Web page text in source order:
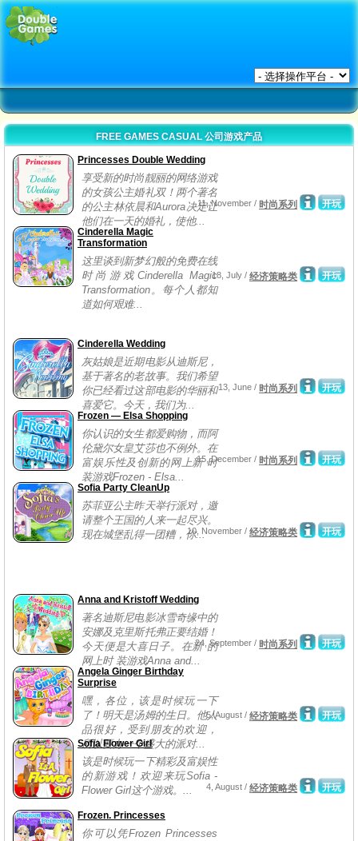
FREE GAMES CASUAL 公司游戏产品
Princesses Double Wedding
享受新的时尚靓丽的网络游戏
的女孩公主婚礼双！两个著名
的公主林依晨和Aurora决定让
他们在一天的婚礼，使他...
开玩
11, November / 时尚系列
Cinderella Magic
Transformation
这里谈到新梦幻般的免费在线
时尚游戏Cinderella Magic
Transformation。每个人都知
道如何艰难...
开玩
18, July / 经济策略类
Cinderella Wedding
灰姑娘是近期电影从迪斯尼，
基于著名的老故事。我们希望
你已经看过这部电影的华丽和
喜爱它。今天，我们为...
开玩
13, June / 时尚系列
Frozen — Elsa Shopping
你认识的女生都爱购物，而阿
伦黛尔女皇艾莎也不例外。在
富娱乐性及创新的网上新 时
装游戏Frozen - Elsa...
开玩
15, December / 时尚系列
Sofia Party CleanUp
苏菲亚公主昨天举行派对，邀
请整个王国的人来一起尽兴。
现在城堡乱得一团糟，你...
开玩
10, November / 经济策略类
Anna and Kristoff Wedding
著名迪斯尼电影冰雪奇缘中的
安娜及克里斯托弗正要结婚！
今天便是大喜日子。在新 的
网上时 装游戏Anna and...
开玩
24, September / 时尚系列
Angela Ginger Birthday
Surprise
嘿，各位，该是时候玩一下
了！明天是汤姆的生日。他人
品很好，受到朋友的欢迎，
所以要办一个盛大的派对...
开玩
5, August / 经济策略类
Sofia Flower Girl
该是时候玩一下精彩及富娱性
的新游戏！欢迎来玩Sofia -
Flower Girl这个游戏。...
开玩
4, August / 经济策略类
Frozen. Princesses
你可以凭Frozen Princesses